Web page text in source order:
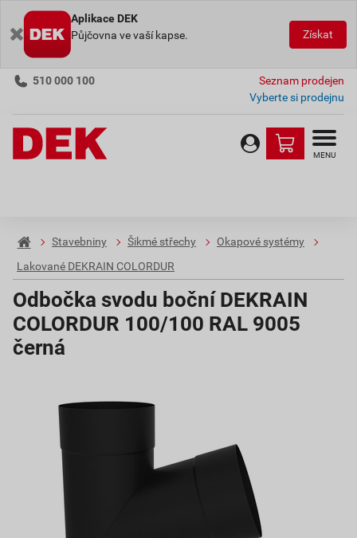
Aplikace DEK
Půjčovna ve vaší kapse.
Získat
510 000 100
Seznam prodejen
Vyberte si prodejnu
MENU
Stavebniny Šikmé střechy
Okapové systémy
Lakované DEKRAIN COLORDUR
Odbočka svodu boční DEKRAIN
COLORDUR 100/100 RAL 9005
černá